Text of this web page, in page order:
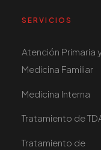
SERVICIOS
Atención Primaria
Medicina Familiar
Medicina Interna
Tratamiento de
Tratamiento de